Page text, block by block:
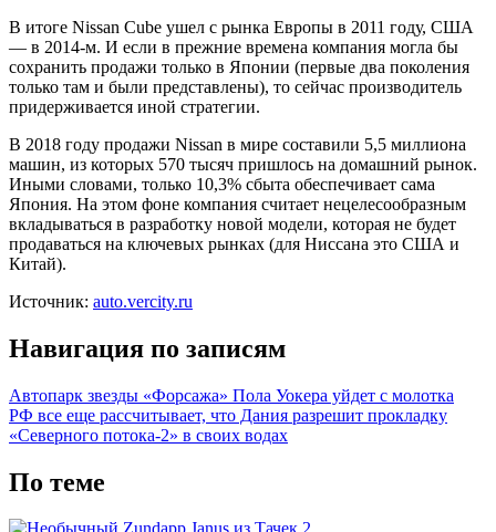
В итоге Nissan Cube ушел с рынка Европы в 2011 году, США
— в 2014-м. И если в прежние времена компания могла бы
сохранить продажи только в Японии (первые два поколения
только там и были представлены), то сейчас производитель
придерживается иной стратегии.
В 2018 году продажи Nissan в мире составили 5,5 миллиона
машин, из которых 570 тысяч пришлось на домашний рынок.
Иными словами, только 10,3% сбыта обеспечивает сама
Япония. На этом фоне компания считает нецелесообразным
вкладываться в разработку новой модели, которая не будет
продаваться на ключевых рынках (для Ниссана это США и
Китай).
Источник: auto.vercity.ru
Навигация по записям
Автопарк звезды «Форсажа» Пола Уокера уйдет с молотка
РФ все еще рассчитывает, что Дания разрешит прокладку
«Северного потока-2» в своих водах
По теме